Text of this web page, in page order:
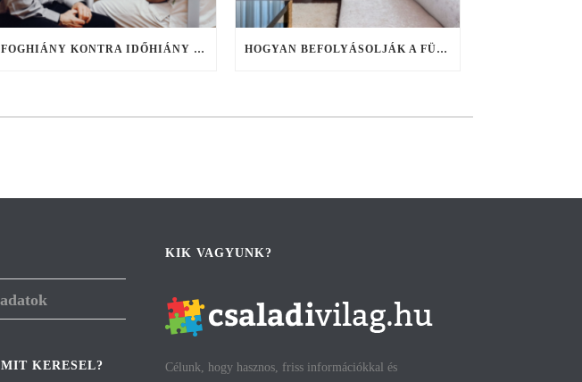
FOGHIÁNY KONTRA IDŐHIÁNY – FIX FOGSOR AKÁR EGY NAP ALATT, HA NINCS IDŐ ELHÚZÓDÓ KEZELÉSEKRE HOGYAN BEFOLYÁSOLJÁK A FÜGGÖNYÖK A SZOBA HANGULATÁT?
KERESEL?
KIK VAGYUNK?
Célunk, hogy hasznos, friss információkkal és